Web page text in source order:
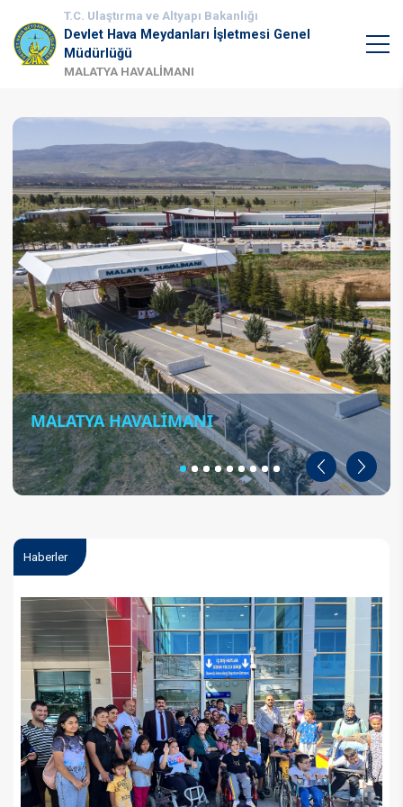
T.C. Ulaştırma ve Altyapı Bakanlığı
Devlet Hava Meydanları İşletmesi Genel
Müdürlüğü
MALATYA HAVALİMANI
MALATYA HAVALİMANI
Geri İleri
Haberler